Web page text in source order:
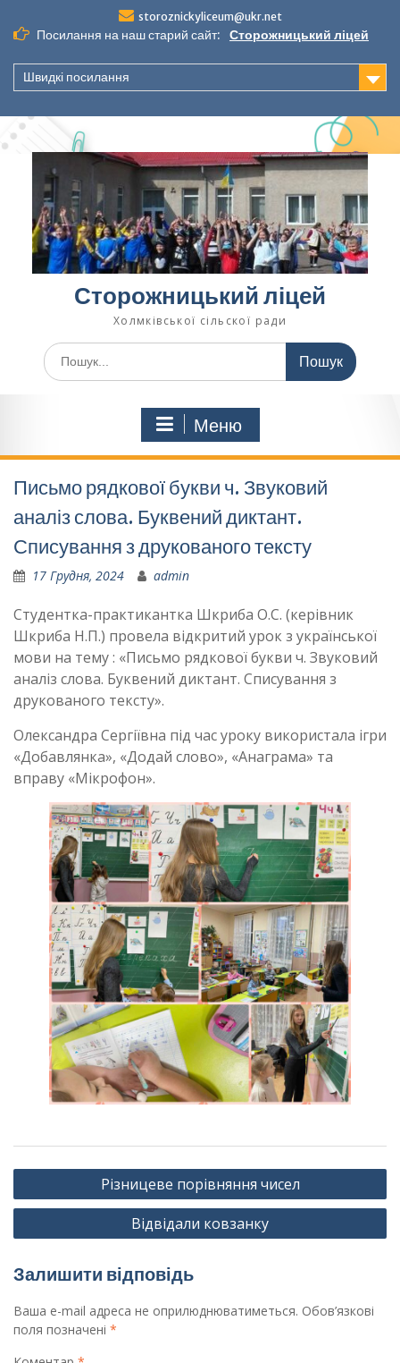
до
вмісту
storoznickyliceum@ukr.net
Посилання на наш старий сайт: Сторожницький ліцей
Швидкі посилання
Сторожницький ліцей
Холмківської сільскої ради
Шукати:
Меню
Письмо рядкової букви ч. Звуковий
аналіз слова. Буквений диктант.
Списування з друкованого тексту
17 Грудня, 2024 admin
Студентка-практикантка Шкриба О.С. (керівник
Шкриба Н.П.) провела відкритий урок з української
мови на тему : «Письмо рядкової букви ч. Звуковий
аналіз слова. Буквений диктант. Списування з
друкованого тексту».
Олександра Сергіївна під час уроку використала ігри
«Добавлянка», «Додай слово», «Анаграма» та
вправу «Мікрофон».
Навігація
записів
Різницеве порівняння чисел
Відвідали ковзанку
Залишити відповідь
Ваша e-mail адреса не оприлюднюватиметься. Обов’язкові
поля позначені *